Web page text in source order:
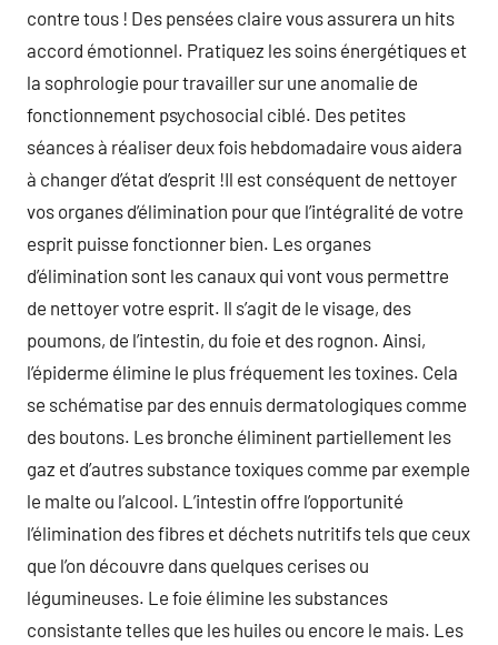
contre tous ! Des pensées claire vous assurera un hits
accord émotionnel. Pratiquez les soins énergétiques et
la sophrologie pour travailler sur une anomalie de
fonctionnement psychosocial ciblé. Des petites
séances à réaliser deux fois hebdomadaire vous aidera
à changer d’état d’esprit !Il est conséquent de nettoyer
vos organes d’élimination pour que l’intégralité de votre
esprit puisse fonctionner bien. Les organes
d’élimination sont les canaux qui vont vous permettre
de nettoyer votre esprit. Il s’agit de le visage, des
poumons, de l’intestin, du foie et des rognon. Ainsi,
l’épiderme élimine le plus fréquement les toxines. Cela
se schématise par des ennuis dermatologiques comme
des boutons. Les bronche éliminent partiellement les
gaz et d’autres substance toxiques comme par exemple
le malte ou l’alcool. L’intestin offre l’opportunité
l’élimination des fibres et déchets nutritifs tels que ceux
que l’on découvre dans quelques cerises ou
légumineuses. Le foie élimine les substances
consistante telles que les huiles ou encore le mais. Les